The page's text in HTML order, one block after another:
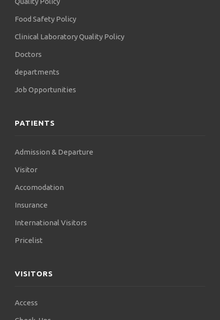
Food Safety Policy
Clinical Laboratory Quality Policy
Doctors
departments
Job Opportunities
PATIENTS
Admission & Departure
Visitor
Accomodation
Insurance
International Visitors
Pricelist
VISITORS
Access